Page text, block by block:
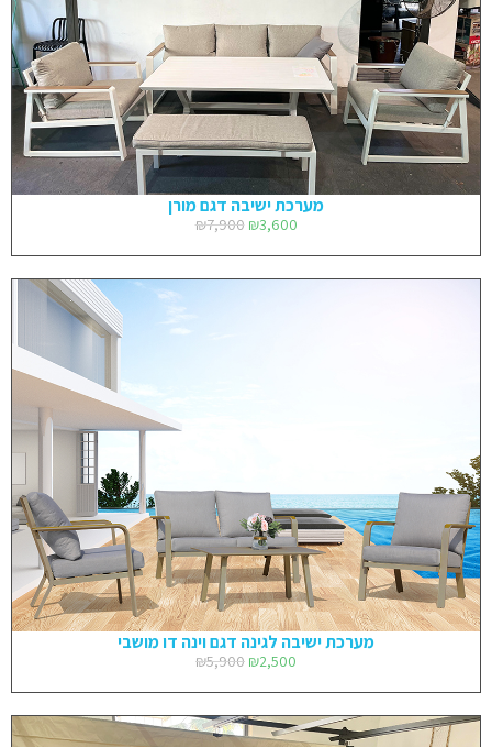
מערכת ישיבה דגם מורן
₪7,900 ₪3,600
מערכת ישיבה לגינה דגם וינה דו מושבי
₪5,900 ₪2,500